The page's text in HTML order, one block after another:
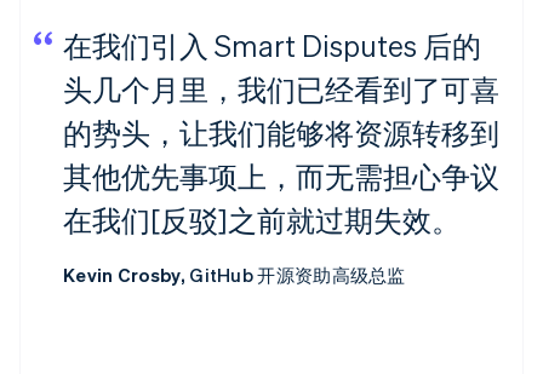
在我们引入 Smart Disputes 后的
头几个月里，我们已经看到了可喜
的势头，让我们能够将资源转移到
其他优先事项上，而无需担心争议
在我们[反驳]之前就过期失效。
Kevin Crosby, GitHub 开源资助高级总监